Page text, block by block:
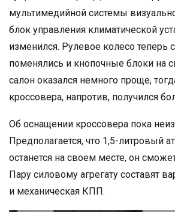
мультимедийной системы
блок управления климатической
изменился. Рулевое колесо теперь
поменялись и кнопочные блоки на
салон оказался немного проще,
кроссовера, напротив, получился
Об оснащении кроссовера пока
Предполагается, что 1,5-литровый
останется на своем месте, он
Пару силовому агрегату составят
и механическая КПП.